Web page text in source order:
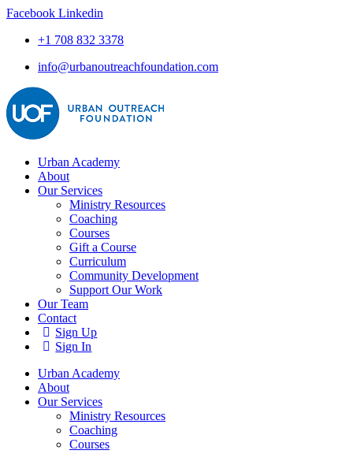
Facebook Linkedin
+1 708 832 3378
info@urbanoutreachfoundation.com
Urban Academy
About
Our Services
Ministry Resources
Coaching
Courses
Gift a Course
Curriculum
Community Development
Support Our Work
Our Team
Contact
Sign Up
Sign In
Urban Academy
About
Our Services
Ministry Resources
Coaching
Courses